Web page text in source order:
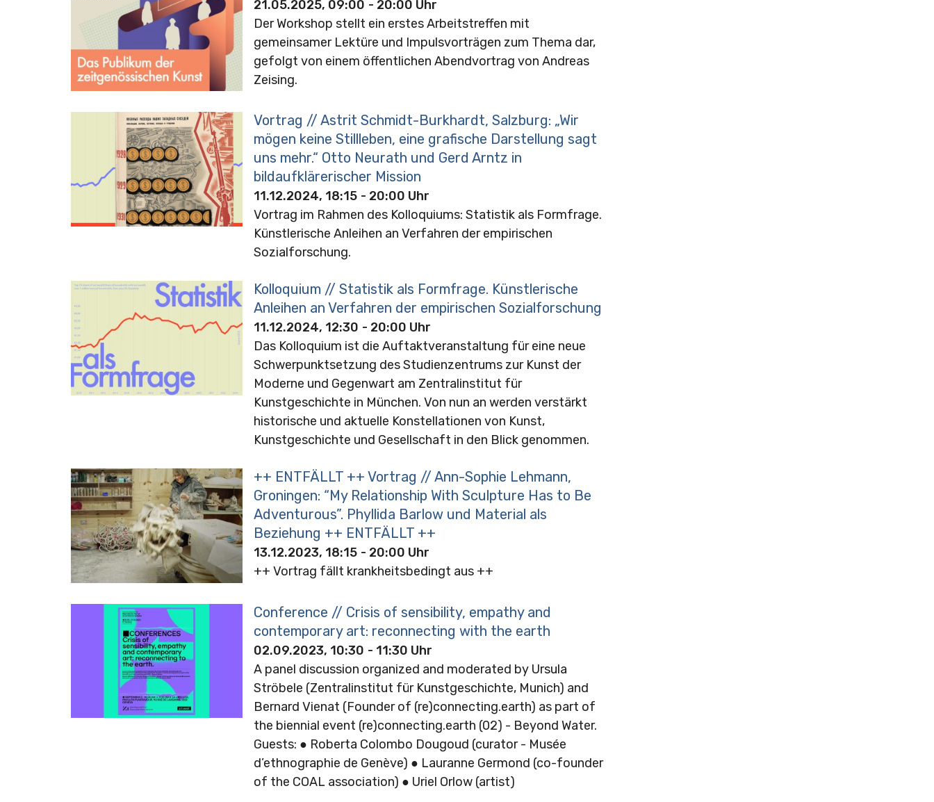
21.05.2025, 09:00 - 20:00 Uhr
Der Workshop stellt ein erstes Arbeitstreffen mit
gemeinsamer Lektüre und Impulsvorträgen zum Thema dar,
gefolgt von einem öffentlichen Abendvortrag von Andreas
Zeising.
Vortrag // Astrit Schmidt-Burkhardt, Salzburg: „Wir
mögen keine Stillleben, eine grafische Darstellung sagt
uns mehr.“ Otto Neurath und Gerd Arntz in
bildaufklärerischer Mission
11.12.2024, 18:15 - 20:00 Uhr
Vortrag im Rahmen des Kolloquiums: Statistik als Formfrage.
Künstlerische Anleihen an Verfahren der empirischen
Sozialforschung.
Kolloquium // Statistik als Formfrage. Künstlerische
Anleihen an Verfahren der empirischen Sozialforschung
11.12.2024, 12:30 - 20:00 Uhr
Das Kolloquium ist die Auftaktveranstaltung für eine neue
Schwerpunktsetzung des Studienzentrums zur Kunst der
Moderne und Gegenwart am Zentralinstitut für
Kunstgeschichte in München. Von nun an werden verstärkt
historische und aktuelle Konstellationen von Kunst,
Kunstgeschichte und Gesellschaft in den Blick genommen.
++ ENTFÄLLT ++ Vortrag // Ann-Sophie Lehmann,
Groningen: “My Relationship With Sculpture Has to Be
Adventurous”. Phyllida Barlow und Material als
Beziehung ++ ENTFÄLLT ++
13.12.2023, 18:15 - 20:00 Uhr
++ Vortrag fällt krankheitsbedingt aus ++
Conference // Crisis of sensibility, empathy and
contemporary art: reconnecting with the earth
02.09.2023, 10:30 - 11:30 Uhr
A panel discussion organized and moderated by Ursula
Ströbele (Zentralinstitut für Kunstgeschichte, Munich) and
Bernard Vienat (Founder of (re)connecting.earth) as part of
the biennial event (re)connecting.earth (02) - Beyond Water.
Guests: ● Roberta Colombo Dougoud (curator - Musée
d’ethnographie de Genève) ● Lauranne Germond (co-founder
of the COAL association) ● Uriel Orlow (artist)